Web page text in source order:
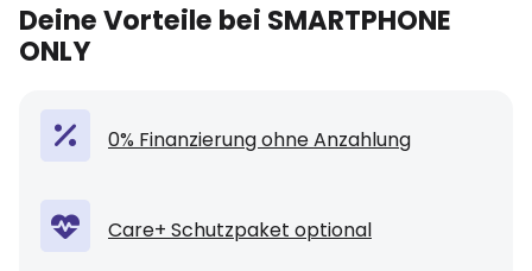
Deine Vorteile bei SMARTPHONE
ONLY
0% Finanzierung ohne Anzahlung
Care+ Schutzpaket optional